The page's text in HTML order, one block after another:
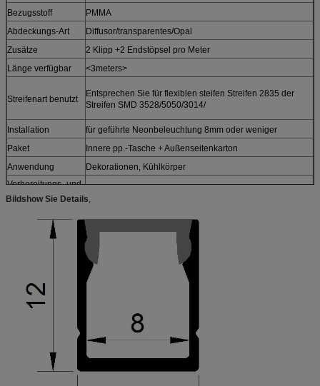
Bezugsstoff
PMMA
Abdeckungs-Art
Diffusor/transparentes/Opal
Zusätze
2 Klipp +2 Endstöpsel pro Meter
Länge verfügbar
<3meters>
Streifenart benutzt
Entsprechen Sie für flexiblen steifen Streifen 2835 der
Streifen SMD 3528/5050/3014/
Installation
für geführte Neonbeleuchtung 8mm oder weniger
Paket
Innere pp.-Tasche + Außenseitenkarton
Anwendung
Dekorationen, Kühlkörper
Vorbereitungs- und
Anlaufzeit
Bildshow Sie Details,